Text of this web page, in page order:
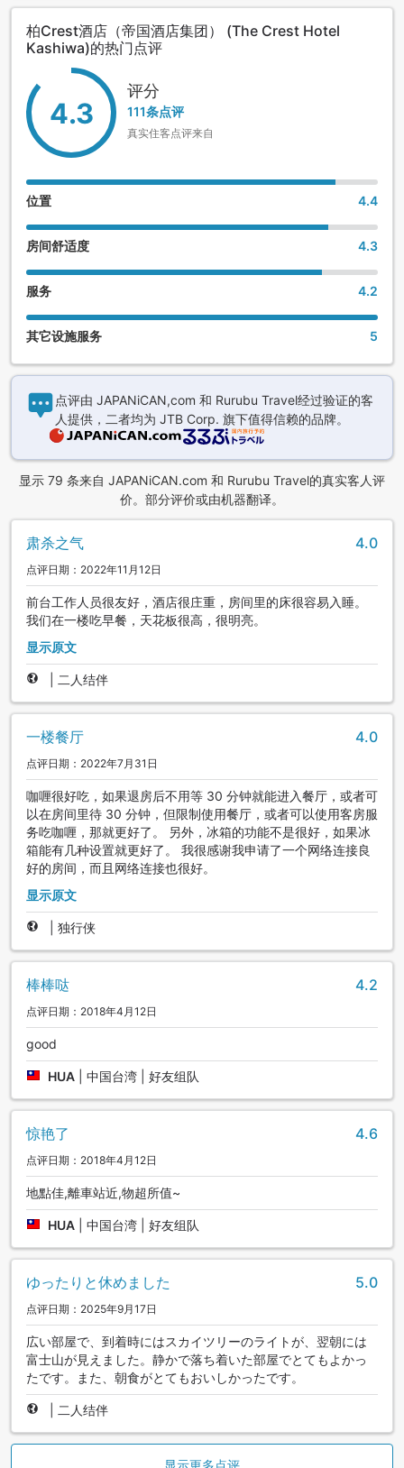
柏Crest酒店（帝国酒店集团） (The Crest Hotel
Kashiwa)的热门点评
4.3
评分
111条点评
真实住客点评来自
位置 4.4
房间舒适度 4.3
服务 4.2
其它设施服务 5
点评由 JAPANiCAN,com 和 Rurubu Travel经过验证的客
人提供，二者均为 JTB Corp. 旗下值得信赖的品牌。
显示 79 条来自 JAPANiCAN.com 和 Rurubu Travel的真实客人评
价。部分评价或由机器翻译。
肃杀之气 4.0
点评日期：2022年11月12日
前台工作人员很友好，酒店很庄重，房间里的床很容易入睡。
我们在一楼吃早餐，天花板很高，很明亮。
显示原文
二人结伴
一楼餐厅 4.0
点评日期：2022年7月31日
咖喱很好吃，如果退房后不用等 30 分钟就能进入餐厅，或者可
以在房间里待 30 分钟，但限制使用餐厅，或者可以使用客房服
务吃咖喱，那就更好了。 另外，冰箱的功能不是很好，如果冰
箱能有几种设置就更好了。 我很感谢我申请了一个网络连接良
好的房间，而且网络连接也很好。
显示原文
独行侠
棒棒哒 4.2
点评日期：2018年4月12日
good
HUA 中国台湾 | 好友组队
惊艳了 4.6
点评日期：2018年4月12日
地點佳,離車站近,物超所值~
HUA 中国台湾 | 好友组队
ゆったりと休めました 5.0
点评日期：2025年9月17日
広い部屋で、到着時にはスカイツリーのライトが、翌朝には
富士山が見えました。静かで落ち着いた部屋でとてもよかっ
たです。また、朝食がとてもおいしかったです。
二人结伴
显示更多点评